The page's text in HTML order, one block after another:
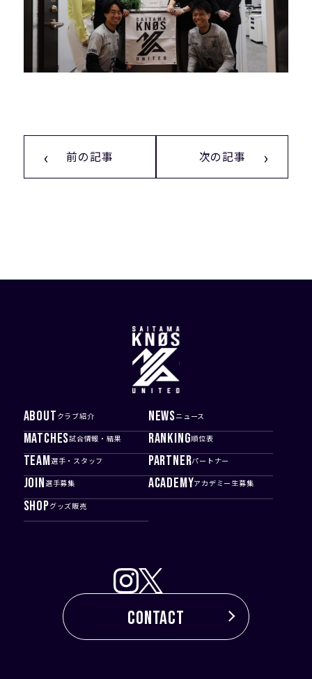
前の記事 次の記事
ABOUT クラブ紹介 NEWSニュース
MATCHES試合情報・結果 RANKING順位表
TEAM選手・スタッフ PARTNERパートナー
JOIN選手募集 ACADEMYアカデミー生募集
SHOPグッズ販売
CONTACT